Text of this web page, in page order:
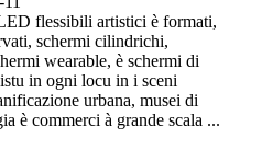
flessibili artistici è formati,
schermi cilindrichi,
wearable, è schermi di
in ogni locu in i sceni
urbana, musei di
è commerci à grande scala ...